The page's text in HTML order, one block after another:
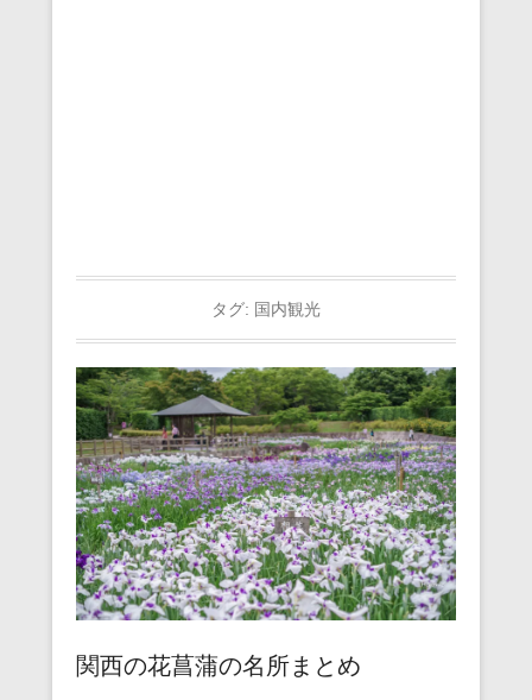
タグ: 国内観光
関西の花菖蒲の名所まとめ